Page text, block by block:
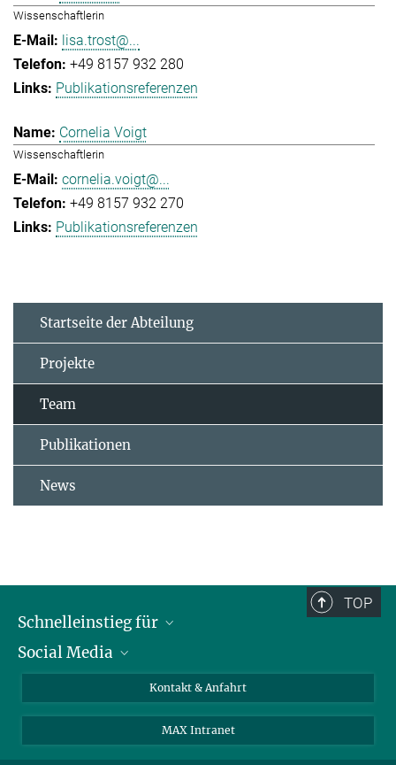
Wissenschaftlerin
lisa.trost@...
+49 8157 932 280
Publikationsreferenzen
Cornelia Voigt
Wissenschaftlerin
cornelia.voigt@...
+49 8157 932 270
Publikationsreferenzen
Startseite der Abteilung
Projekte
Team
Publikationen
News
TOP
Schnelleinstieg für
Journalist*innen
Social Media
LinkedIn
Kontakt & Anfahrt
MAX Intranet